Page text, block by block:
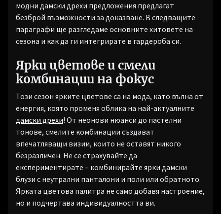
модни дамски дрехи предложения предлагат
безброй възможности за доказване. В следващите
параграфи ще разгледаме основните хитовете на
сезона и как да ги интегрирате в гардероба си.
Ярки цветове и смели
комбинации на фокус
Този сезон ярките цветове са на мода, като вълна от
енергия, която променя облика на най-актуалните
дамски дрехи! От неонови нюанси до пастелни
тонове, смелите комбинации създават
впечатляващи визии, които не оставят никого
безразличен. Не се страхувайте да
експериментирате – комбинирайте ярки дамски
блузи с неутрални панталони и поли или обратното.
Ярката цветова палитра не само добавя настроение,
но и подчертава индивидуалността ви.